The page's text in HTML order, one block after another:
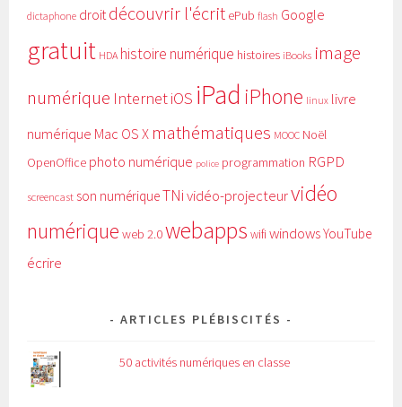
dictaphone droit découvrir l'écrit ePub flash Google
gratuit HDA histoire numérique histoires iBooks image
numérique InternetiOS iPad iPhone linux livre
numérique Mac OS X mathématiques MOOC Noël
OpenOffice photo numérique police programmation RGPD
screencast son numériqueTNi vidéo-projecteurvidéo
numérique web 2.0webapps wifi windowsYouTube
écrire
ARTICLES PLÉBISCITÉS
50 activités numériques en classe